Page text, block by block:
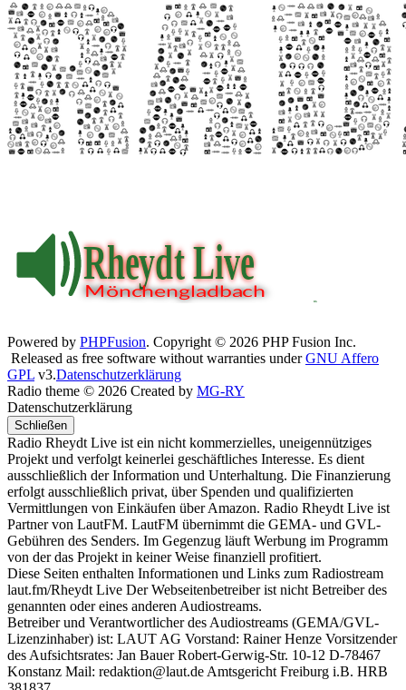
Powered by PHPFusion. Copyright © 2026 PHP Fusion Inc.
Released as free software without warranties underGNU Affero
GPL v3.Datenschutzerklärung
Radio theme © 2026 Created by MG-RY
Datenschutzerklärung
Schließen
Radio Rheydt Live ist ein nicht kommerzielles, uneigennütziges
Projekt und verfolgt keinerlei geschäftliches Interesse. Es dient
ausschließlich der Information und Unterhaltung. Die Finanzierung
erfolgt ausschließlich privat, über Spenden und qualifizierten
Vermittlungen von Einkäufen über Amazon. Radio Rheydt Live ist
Partner von LautFM. LautFM übernimmt die GEMA- und GVL-
Gebühren des Senders. Im Gegenzug läuft Werbung im Programm
von der das Projekt in keiner Weise finanziell profitiert.
Diese Seiten enthalten Informationen und Links zum Radiostream
laut.fm/Rheydt Live Der Webseitenbetreiber ist nicht Betreiber des
genannten oder eines anderen Audiostreams.
Betreiber und Verantwortlicher des Audiostreams (GEMA/GVL-
Lizenzinhaber) ist: LAUT AG Vorstand: Rainer Henze Vorsitzender
des Aufsichtsrates: Jan Bauer Robert-Gerwig-Str. 10-12 D-78467
Konstanz Mail: redaktion@laut.de Amtsgericht Freiburg i.B. HRB